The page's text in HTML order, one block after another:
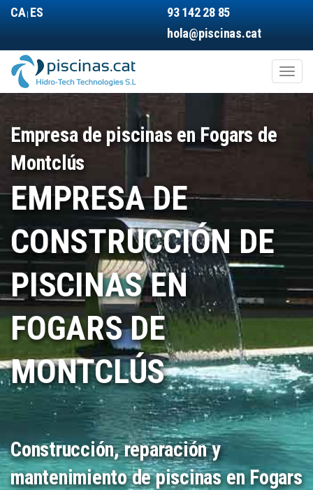
Pasar
principal
CA| ES
93 142 28 85
hola@piscinas.cat
Main
navigation
Empresa de piscinas en Fogars de
Montclús
EMPRESA DE
CONSTRUCCIÓN DE
PISCINAS EN
FOGARS DE
MONTCLÚS
Construcción, reparación y
mantenimiento de piscinas en Fogars